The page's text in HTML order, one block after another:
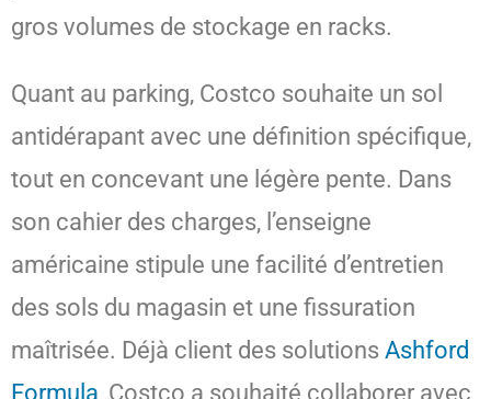
gros volumes de stockage en racks.
Quant au parking, Costco souhaite un sol
antidérapant avec une définition spécifique,
tout en concevant une légère pente. Dans
son cahier des charges, l’enseigne
américaine stipule une facilité d’entretien
des sols du magasin et une fissuration
maîtrisée. Déjà client des solutions Ashford
Formula, Costco a souhaité collaborer avec